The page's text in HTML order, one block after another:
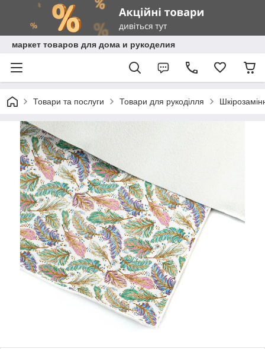
маркет товаров для дома и рукоделия
Товари та послуги Товари для рукоділля